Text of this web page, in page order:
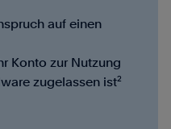
auf einen
Konto zur Nutzung
zugelassen ist2